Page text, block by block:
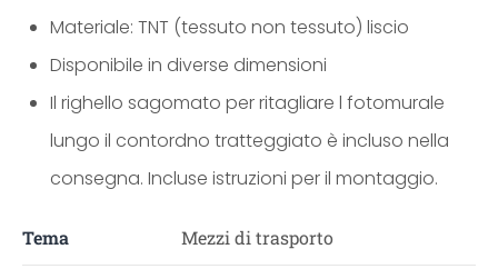
Materiale: TNT (tessuto non tessuto) liscio
Disponibile in diverse dimensioni
Il righello sagomato per ritagliare l fotomurale
lungo il contordno tratteggiato è incluso nella
consegna. Incluse istruzioni per il montaggio.
Tema Mezzi di trasporto